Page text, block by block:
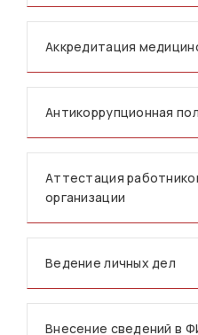
Аккредитация
Антикоррупционная
Аттестация
организации
Ведение личных дел
Внесение сведений в